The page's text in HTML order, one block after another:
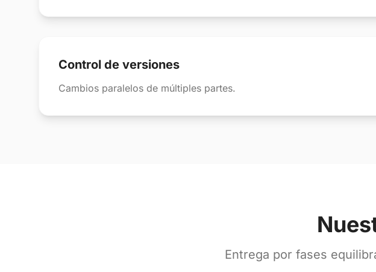
Control de versiones
Cambios paralelos de múltiples partes.
Entrega por fases